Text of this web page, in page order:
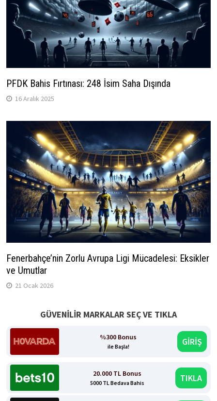
PFDK Bahis Fırtınası: 248 İsim Saha Dışında
16 Aralık 2025
Fenerbahçe’nin Zorlu Avrupa Ligi Mücadelesi: Eksikler
ve Umutlar
21 Ocak 2026
GÜVENİLİR MARKALAR SEÇ VE TIKLA
%300 Bonus
ile Başla! GİRİŞ
20.000 TL Bonus
5000 TL Bedava Bahis TIKLA